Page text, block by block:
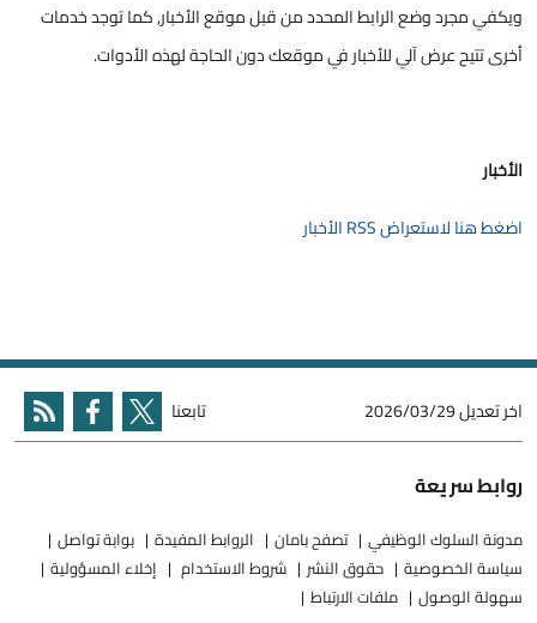
ويكفي مجرد وضع الرابط المحدد من قبل موقع الأخبار, كما توجد خدمات
أخرى تتيح عرض آلي للأخبار في موقعك دون الحاجة لهذه الأدوات. ​
الأخبار
اضغط هنا لاستعراض RSS الأخبار
اخر تعديل2026/03/29 تابعنا
روابط سريعة
مدونة السلوك الوظيفي تصفح بامان الروابط المفيدة
بوابة تواصل
سياسة الخصوصية
حقوق النشر شروط الاستخدام
إخلاء المسؤولية
سهولة الوصول
ملفات الارتباط